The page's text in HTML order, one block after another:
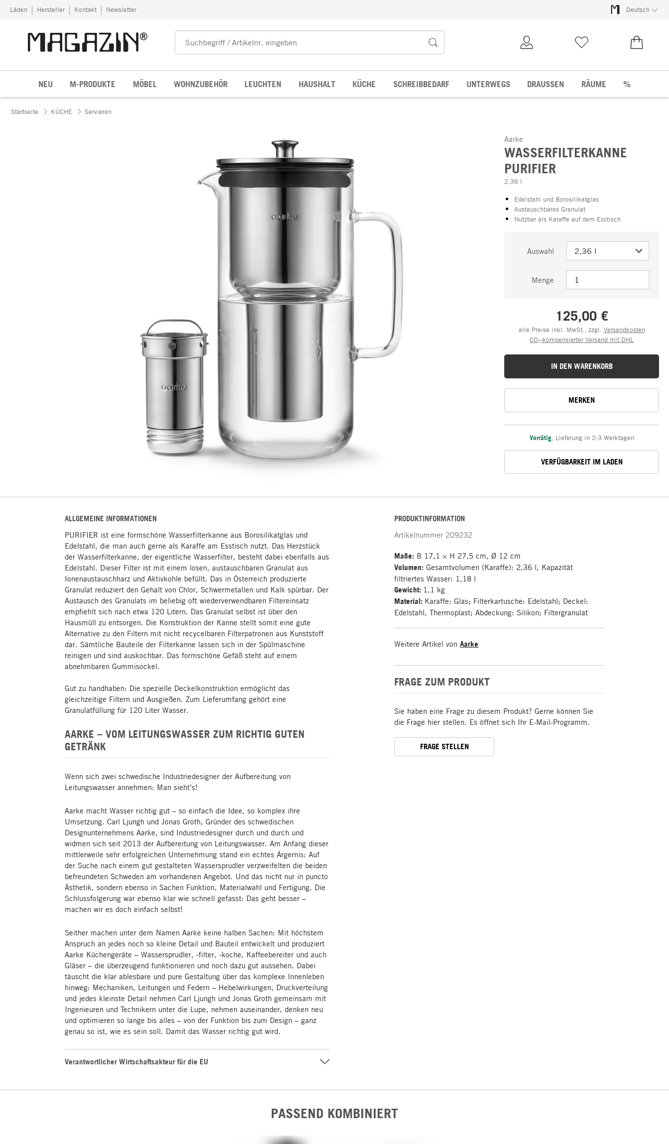
Zum Inhalt springen
Läden Hersteller Kontakt Newsletter Deutsch
NEU M-PRODUKTE MÖBEL WOHNZUBEHÖR LEUCHTEN HAUSHALT KÜCHE SCHREIBBEDARF UNTERWEGS DRAUSSEN RÄUME %
Startseite KÜCHE Servieren
Aarke
WASSERFILTERKANNE
PURIFIER
2,36 l
Edelstahl und Borosilikatglas
Austauschbares Granulat
Nutzbar als Karaffe auf dem Esstisch
Auswahl
Menge
125,00 €
alle Preise inkl. MwSt., zzgl. Versandkosten
CO₂-kompensierter Versand mit DHL
IN DEN WARENKORB
MERKEN
Vorrätig, Lieferung in 2-3 Werktagen
VERFÜGBARKEIT IM LADEN
ALLGEMEINE INFORMATIONEN
PURIFIER ist eine formschöne Wasserfilterkanne aus Borosilikatglas und
Edelstahl, die man auch gerne als Karaffe am Esstisch nutzt. Das Herzstück
der Wasserfilterkanne, der eigentliche Wasserfilter, besteht dabei ebenfalls aus
Edelstahl. Dieser Filter ist mit einem losen, austauschbaren Granulat aus
Ionenaustauschharz und Aktivkohle befüllt. Das in Österreich produzierte
Granulat reduziert den Gehalt von Chlor, Schwermetallen und Kalk spürbar. Der
Austausch des Granulats im beliebig oft wiederverwendbaren Filtereinsatz
empfiehlt sich nach etwa 120 Litern. Das Granulat selbst ist über den
Hausmüll zu entsorgen. Die Konstruktion der Kanne stellt somit eine gute
Alternative zu den Filtern mit nicht recycelbaren Filterpatronen aus Kunststoff
dar. Sämtliche Bauteile der Filterkanne lassen sich in der Spülmaschine
reinigen und sind auskochbar. Das formschöne Gefäß steht auf einem
abnehmbaren Gummisockel.
Gut zu handhaben: Die spezielle Deckelkonstruktion ermöglicht das
gleichzeitige Filtern und Ausgießen. Zum Lieferumfang gehört eine
Granulatfüllung für 120 Liter Wasser.
AARKE – VOM LEITUNGSWASSER ZUM RICHTIG GUTEN
GETRÄNK
Wenn sich zwei schwedische Industriedesigner der Aufbereitung von
Leitungswasser annehmen: Man sieht’s!
Aarke macht Wasser richtig gut – so einfach die Idee, so komplex ihre
Umsetzung. Carl Ljungh und Jonas Groth, Gründer des schwedischen
Designunternehmens Aarke, sind Industriedesigner durch und durch und
widmen sich seit 2013 der Aufbereitung von Leitungswasser. Am Anfang dieser
mittlerweile sehr erfolgreichen Unternehmung stand ein echtes Ärgernis: Auf
der Suche nach einem gut gestalteten Wassersprudler verzweifelten die beiden
befreundeten Schweden am vorhandenen Angebot. Und das nicht nur in puncto
Ästhetik, sondern ebenso in Sachen Funktion, Materialwahl und Fertigung. Die
Schlussfolgerung war ebenso klar wie schnell gefasst: Das geht besser –
machen wir es doch einfach selbst!
Seither machen unter dem Namen Aarke keine halben Sachen: Mit höchstem
Anspruch an jedes noch so kleine Detail und Bauteil entwickelt und produziert
Aarke Küchengeräte – Wassersprudler, -filter, -koche, Kaffeebereiter und auch
Gläser – die überzeugend funktionieren und noch dazu gut aussehen. Dabei
täuscht die klar ablesbare und pure Gestaltung über das komplexe Innenleben
hinweg: Mechaniken, Leitungen und Federn – Hebelwirkungen, Druckverteilung
und jedes kleinste Detail nehmen Carl Ljungh und Jonas Groth gemeinsam mit
Ingenieuren und Technikern unter die Lupe, nehmen auseinander, denken neu
und optimieren so lange bis alles – von der Funktion bis zum Design – ganz
genau so ist, wie es sein soll. Damit das Wasser richtig gut wird.
Verantwortlicher Wirtschaftsakteur für die EU
PRODUKTINFORMATION
Artikelnummer 209232
Maße: B 17,1 × H 27,5 cm, Ø 12 cm
Volumen: Gesamtvolumen (Karaffe): 2,36 l, Kapazität
filtriertes Wasser: 1,18 l
Gewicht: 1,1 kg
Material: Karaffe: Glas; Filterkartusche: Edelstahl; Deckel:
Edelstahl, Thermoplast; Abdeckung: Silikon; Filtergranulat
Weitere Artikel von Aarke
FRAGE ZUM PRODUKT
Sie haben eine Frage zu diesem Produkt? Gerne können Sie
die Frage hier stellen. Es öffnet sich Ihr E-Mail-Programm.
FRAGE STELLEN
PASSEND KOMBINIERT